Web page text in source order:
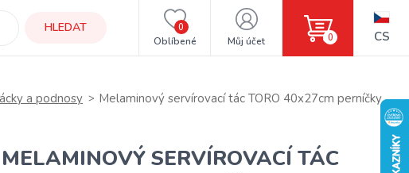
HLEDAT
Oblíbené
0
Můj účet 0 CS
a podnosy Melaminový servírovací tác TORO 40x27cm perníčky
MELAMINOVÝ SERVÍROVACÍ TÁC